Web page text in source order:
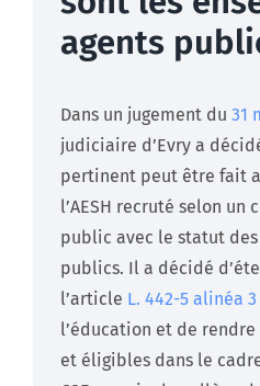
agents
Dans un jugement du 31
judiciaire d’Evry a
pertinent peut être fait
l’AESH recruté selon
public avec le statut
publics. Il a décidé
l’article L. 442-5 alinéa 3
l’éducation et de rendre
et éligibles dans le